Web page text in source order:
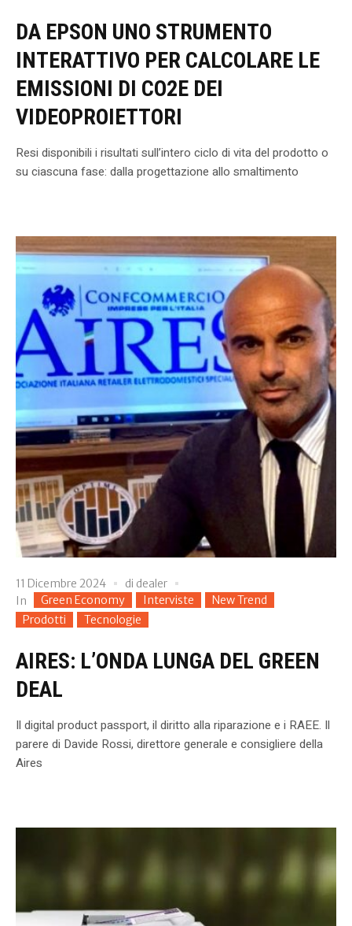
DA EPSON UNO STRUMENTO
INTERATTIVO PER CALCOLARE LE
EMISSIONI DI CO2E DEI
VIDEOPROIETTORI
Resi disponibili i risultati sull’intero ciclo di vita del prodotto o
su ciascuna fase: dalla progettazione allo smaltimento
11 Dicembre 2024 di dealer
In
Green Economy Interviste
New Trend
Prodotti
Tecnologie
AIRES: L’ONDA LUNGA DEL GREEN
DEAL
Il digital product passport, il diritto alla riparazione e i RAEE. Il
parere di Davide Rossi, direttore generale e consigliere della
Aires